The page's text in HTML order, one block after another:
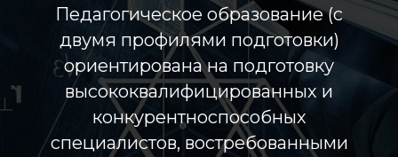
Педагогическое образование (с
двумя профилями подготовки)
ориентирована на подготовку
высококвалифицированных и
конкурентноспособных
специалистов, востребованными